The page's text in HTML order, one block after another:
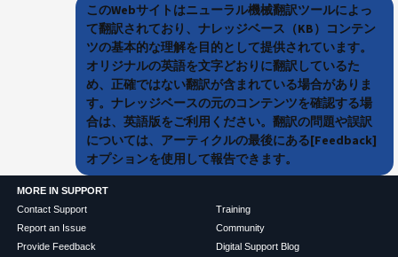
このWebサイトはニューラル機械翻訳ツールによっ
て翻訳されており、ナレッジベース（KB）コンテン
ツの基本的な理解を目的として提供されています。
オリジナルの英語を文字どおりに翻訳しているた
め、正確ではない翻訳が含まれている場合がありま
す。ナレッジベースの元のコンテンツを確認する場
合は、英語版をご利用ください。翻訳の問題や誤訳
については、アーティクルの最後にある[Feedback]
オプションを使用して報告できます。
MORE IN SUPPORT
Contact Support
Report an Issue
Provide Feedback
Training
Community
Digital Support Blog